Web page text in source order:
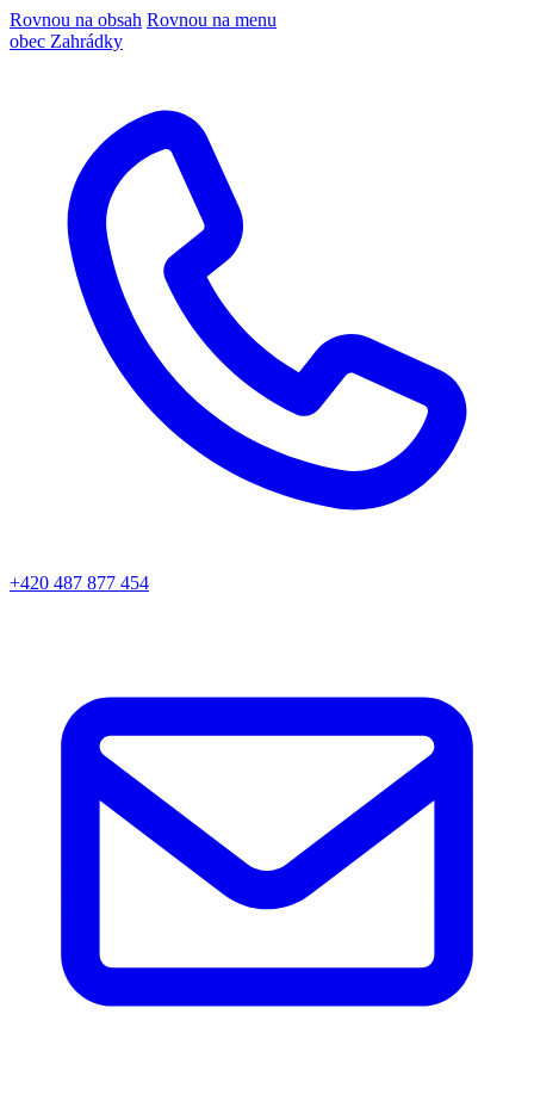
Rovnou na obsah Rovnou na menu
obec Zahrádky
+420 487 877 454